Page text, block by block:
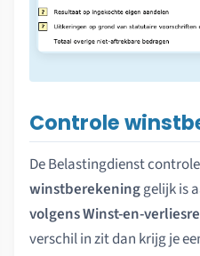
Controle
De Belastingdienst
winstberekeninggelijk is
volgens Winst-en-
verschil in zit dan krijg je